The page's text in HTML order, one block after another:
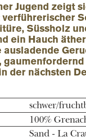
Jugend zeigt
Süssholz
ein Hauch
ausladende
der nächsten
schwer/
100%
Sand - La